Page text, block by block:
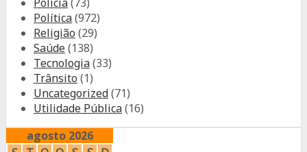
Política(972)
Religião (29)
Saúde(138)
Tecnologia(33)
Trânsito (1)
Uncategorized(71)
Utilidade Pública(16)
agosto 2026